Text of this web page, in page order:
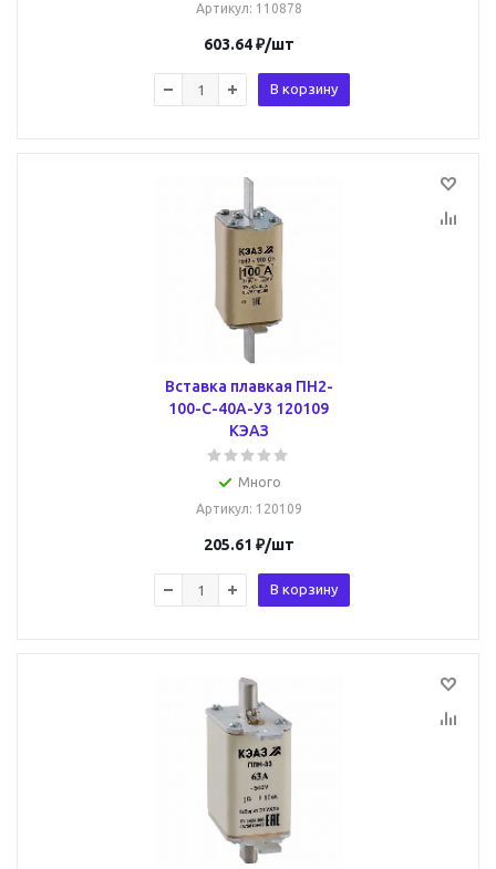
Артикул: 110878
603.64₽/шт
В корзину
Вставка плавкая ПН2-
100-С-40А-У3 120109
КЭАЗ
Много
Артикул: 120109
205.61 ₽/шт
В корзину